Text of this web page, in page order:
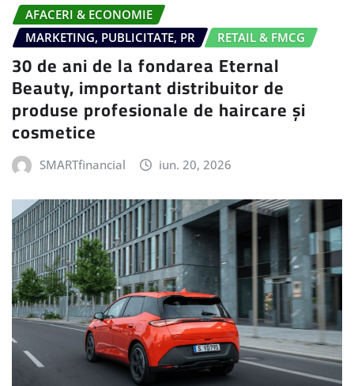
AFACERI & ECONOMIE
MARKETING, PUBLICITATE, PR
RETAIL & FMCG
30 de ani de la fondarea Eternal
Beauty, important distribuitor de
produse profesionale de haircare și
cosmetice
SMARTfinancial iun. 20, 2026